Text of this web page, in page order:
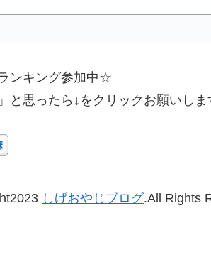
ンキング参加中☆
と思ったら↓をクリックお願いしま
しげおやじブログ.All Rights